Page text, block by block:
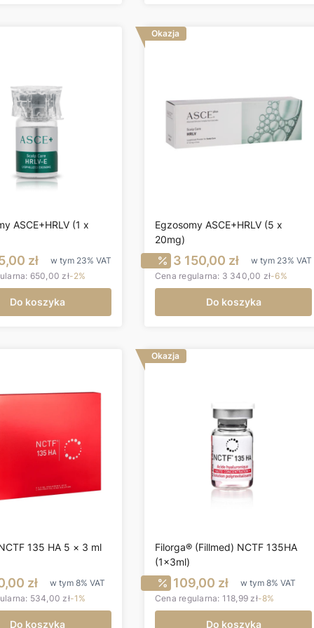
ASCE+HRLV (1 x
promocyjna brutto
zł w tym 23% VAT
650,00 zł-2%
Do koszyka
Okazja
Egzosomy ASCE+HRLV (5 x
20mg)
Cena promocyjna
3 150,00 zł w tym 23% VAT
Cena regularna: 3 340,00 zł-6%
Do koszyka
135 HA 5 × 3 ml
promocyjna brutto
zł w tym 8% VAT
534,00 zł-1%
Do koszyka
Okazja
Filorga® (Fillmed) NCTF 135HA
(1x3ml)
Cena promocyjna
109,00 zł w tym 8% VAT
Cena regularna: 118,99 zł-8%
Do koszyka